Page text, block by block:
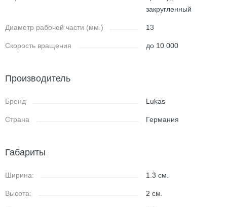
закругленный
Диаметр рабочей части (мм.) 13
Скорость вращения до 10 000
Производитель
Бренд Lukas
Страна Германия
Габариты
Ширина: 1.3см.
Высота: 2см.